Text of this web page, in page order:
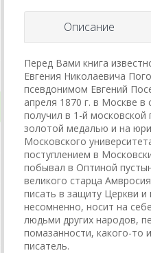
Описание
Перед Вами книга
Евгения Николаеви­ча
псевдонимом Евгений
апреля 1870 г. в Москве
получил в 1-й
золотой медалью и на
Московского
поступле­нием в
побывал в Оптиной
великого старца
писать в защиту Церкви и
несомненно, носит на
людьми других народов,
помазанности, какого-то
писатель.